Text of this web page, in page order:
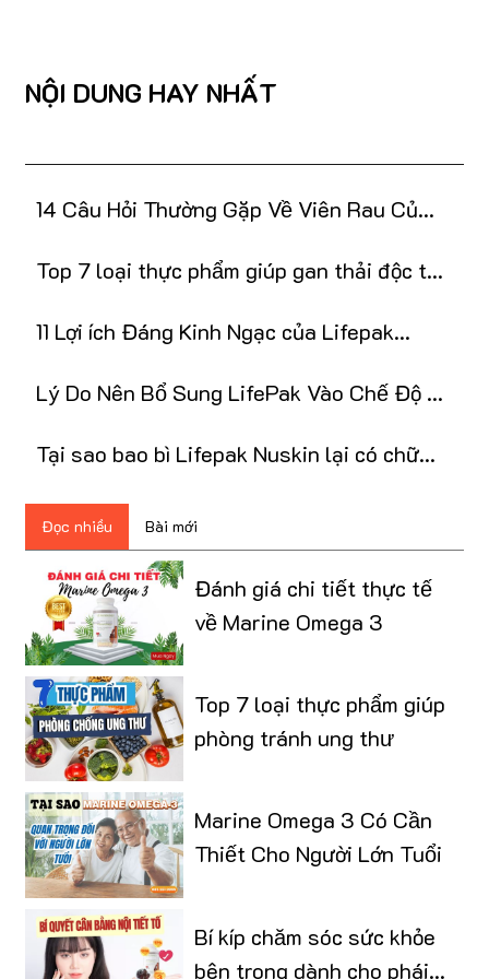
NỘI DUNG HAY NHẤT
14 Câu Hỏi Thường Gặp Về Viên Rau Củ
Top 7 loại thực phẩm giúp gan thải độc tự
11 Lợi ích Đáng Kinh Ngạc của Lifepak
Lý Do Nên Bổ Sung LifePak Vào Chế Độ Ăn
Tại sao bao bì Lifepak Nuskin lại có chữ
Đọc nhiều Bài mới
Đánh giá chi tiết thực tế
về Marine Omega 3
Top 7 loại thực phẩm giúp
phòng tránh ung thư
Marine Omega 3 Có Cần
Thiết Cho Người Lớn Tuổi
Bí kíp chăm sóc sức khỏe
bên trong dành cho phái